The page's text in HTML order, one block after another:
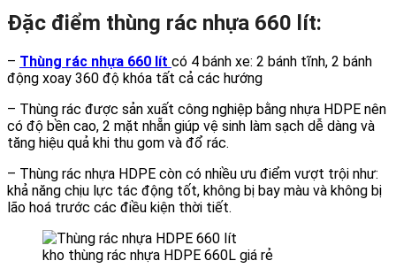
Đặc điểm thùng rác nhựa 660 lít:
– Thùng rác nhựa 660 lít có 4 bánh xe: 2 bánh tĩnh, 2 bánh
động xoay 360 độ khóa tất cả các hướng
– Thùng rác được sản xuất công nghiệp bằng nhựa HDPE nên
có độ bền cao, 2 mặt nhẵn giúp vệ sinh làm sạch dễ dàng và
tăng hiệu quả khi thu gom và đổ rác.
– Thùng rác nhựa HDPE còn có nhiều ưu điểm vượt trội như:
khả năng chịu lực tác động tốt, không bị bay màu và không bị
lão hoá trước các điều kiện thời tiết.
kho thùng rác nhựa HDPE 660L giá rẻ